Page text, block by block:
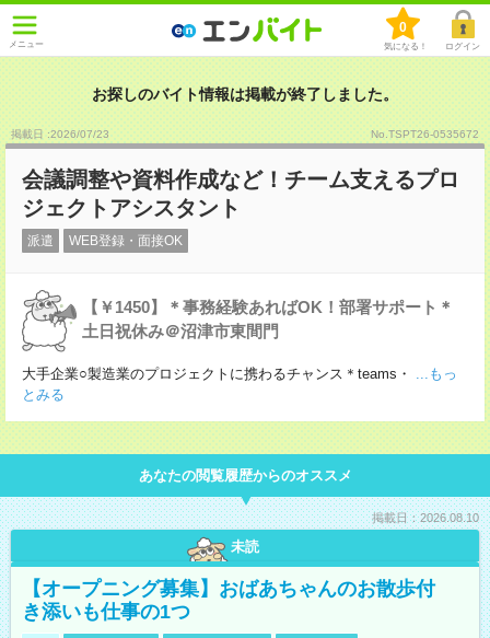
メニュー
0
気になる！ ログイン
お探しのバイト情報は掲載が終了しました。
掲載日 :2026/07/23 No.TSPT26-0535672
会議調整や資料作成など！チーム支えるプロ
ジェクトアシスタント
派遣 WEB登録・面接OK
【￥1450】＊事務経験あればOK！部署サポート＊
土日祝休み＠沼津市東間門
大手企業○製造業のプロジェクトに携わるチャンス＊teams・
...もっ
とみる
あなたの閲覧履歴からのオススメ
掲載日：2026.08.10
未読
【オープニング募集】おばあちゃんのお散歩付
き添いも仕事の1つ